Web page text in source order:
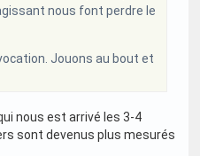
nous font perdre le
Jouons au bout et
nous est arrivé les 3-4
sont devenus plus mesurés